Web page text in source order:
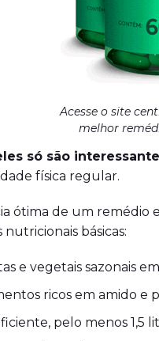
Acesse o site
melhor
só são
física regular.
ótima de um remédio
básicas:
e vegetais sazonais
ricos em amido e
pelo menos 1,5